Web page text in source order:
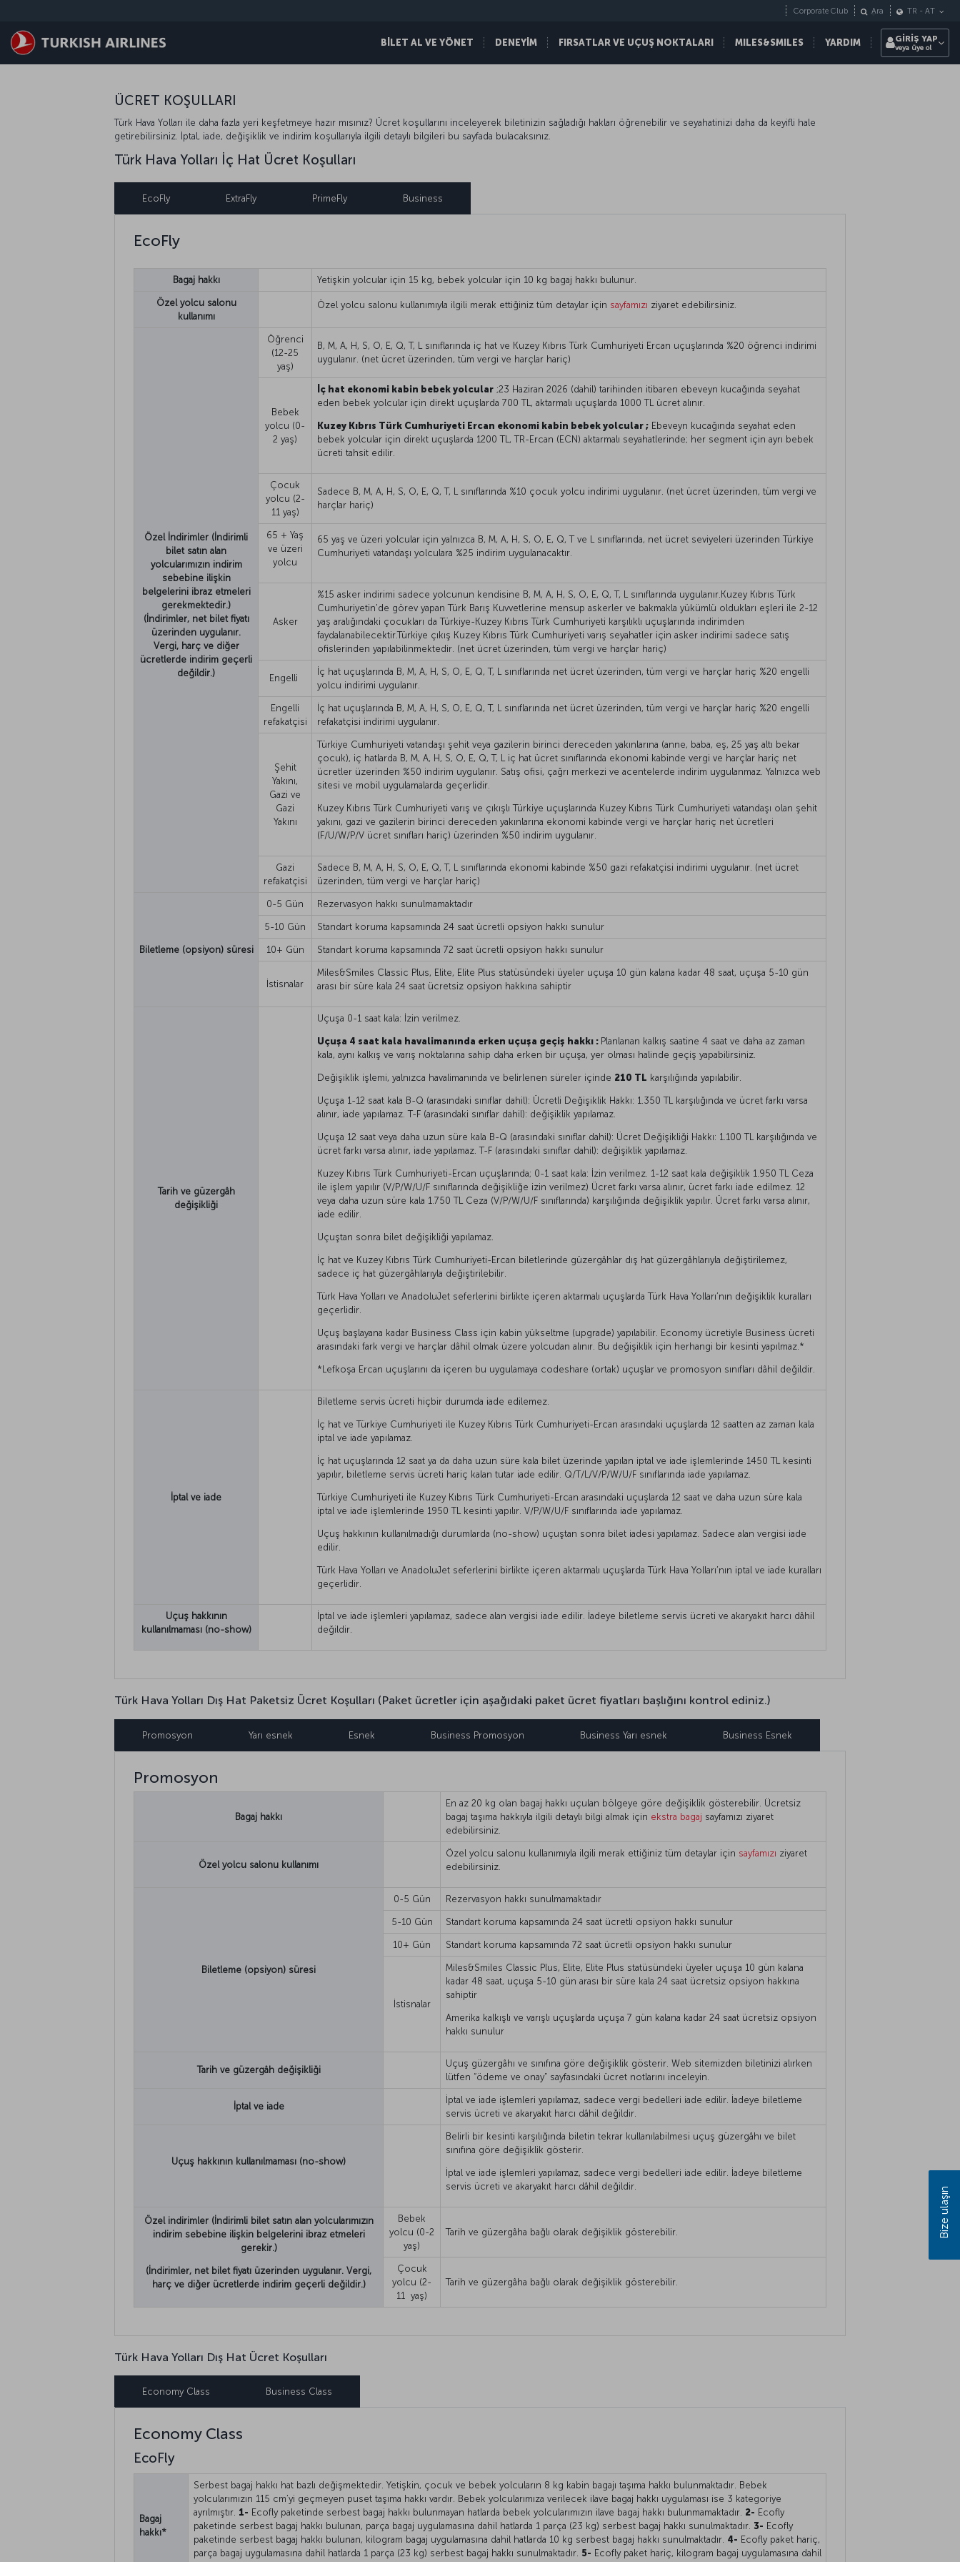
BİLET AL VE YÖNET DENEYİM FIRSATLAR VE UÇUŞ NOKTALARI MILES&SMILES YARDIM
Corporate Club Ara TR - AT
GİRİŞ YAP
veya üye ol
ÜCRET KOŞULLARI
Türk Hava Yolları ile daha fazla yeri keşfetmeye hazır mısınız? Ücret koşullarını inceleyerek biletinizin sağladığı hakları öğrenebilir ve seyahatinizi daha da keyifli hale
getirebilirsiniz. İptal, iade, değişiklik ve indirim koşullarıyla ilgili detaylı bilgileri bu sayfada bulacaksınız.
Türk Hava Yolları İç Hat Ücret Koşulları
EcoFly ExtraFly PrimeFly Business
EcoFly
Bagaj hakkı Yetişkin yolcular için 15 kg, bebek yolcular için 10 kg bagaj hakkı bulunur.
Özel yolcu salonu
kullanımı
Özel yolcu salonu kullanımıyla ilgili merak ettiğiniz tüm detaylar için sayfamızı ziyaret edebilirsiniz.
Özel İndirimler (İndirimli
bilet satın alan
yolcularımızın indirim
sebebine ilişkin
belgelerini ibraz etmeleri
gerekmektedir.)
(İndirimler, net bilet fiyatı
üzerinden uygulanır.
Vergi, harç ve diğer
ücretlerde indirim geçerli
değildir.)
Öğrenci
(12-25
yaş)
B, M, A, H, S, O, E, Q, T, L sınıflarında iç hat ve Kuzey Kıbrıs Türk Cumhuriyeti Ercan uçuşlarında %20 öğrenci indirimi
uygulanır. (net ücret üzerinden, tüm vergi ve harçlar hariç)
Bebek
yolcu (0-
2 yaş)
İç hat ekonomi kabin bebek yolcular;23 Haziran 2026 (dahil) tarihinden itibaren ebeveyn kucağında seyahat
eden bebek yolcular için direkt uçuşlarda 700 TL, aktarmalı uçuşlarda 1000 TL ücret alınır.
Kuzey Kıbrıs Türk Cumhuriyeti Ercan ekonomi kabin bebek yolcular ;Ebeveyn kucağında seyahat eden
bebek yolcular için direkt uçuşlarda 1200 TL, TR-Ercan (ECN) aktarmalı seyahatlerinde; her segment için ayrı bebek
ücreti tahsit edilir.
Çocuk
yolcu (2-
11 yaş)
Sadece B, M, A, H, S, O, E, Q, T, L sınıflarında %10 çocuk yolcu indirimi uygulanır. (net ücret üzerinden, tüm vergi ve
harçlar hariç)
65 + Yaş
ve üzeri
yolcu
65 yaş ve üzeri yolcular için yalnızca B, M, A, H, S, O, E, Q, T ve L sınıflarında, net ücret seviyeleri üzerinden Türkiye
Cumhuriyeti vatandaşı yolculara %25 indirim uygulanacaktır.
Asker
%15 asker indirimi sadece yolcunun kendisine B, M, A, H, S, O, E, Q, T, L sınıflarında uygulanır.Kuzey Kıbrıs Türk
Cumhuriyetin'de görev yapan Türk Barış Kuvvetlerine mensup askerler ve bakmakla yükümlü oldukları eşleri ile 2-12
yaş aralığındaki çocukları da Türkiye-Kuzey Kıbrıs Türk Cumhuriyeti karşılıklı uçuşlarında indirimden
faydalanabilecektir.Türkiye çıkış Kuzey Kıbrıs Türk Cumhuriyeti varış seyahatler için asker indirimi sadece satış
ofislerinden yapılabilinmektedir. (net ücret üzerinden, tüm vergi ve harçlar hariç)
Engelli
İç hat uçuşlarında B, M, A, H, S, O, E, Q, T, L sınıflarında net ücret üzerinden, tüm vergi ve harçlar hariç %20 engelli
yolcu indirimi uygulanır.
Engelli
refakatçisi
İç hat uçuşlarında B, M, A, H, S, O, E, Q, T, L sınıflarında net ücret üzerinden, tüm vergi ve harçlar hariç %20 engelli
refakatçisi indirimi uygulanır.
Şehit
Yakını,
Gazi ve
Gazi
Yakını
Türkiye Cumhuriyeti vatandaşı şehit veya gazilerin birinci dereceden yakınlarına (anne, baba, eş, 25 yaş altı bekar
çocuk), iç hatlarda B, M, A, H, S, O, E, Q, T, L iç hat ücret sınıflarında ekonomi kabinde vergi ve harçlar hariç net
ücretler üzerinden %50 indirim uygulanır. Satış ofisi, çağrı merkezi ve acentelerde indirim uygulanmaz. Yalnızca web
sitesi ve mobil uygulamalarda geçerlidir.
Kuzey Kıbrıs Türk Cumhuriyeti varış ve çıkışlı Türkiye uçuşlarında Kuzey Kıbrıs Türk Cumhuriyeti vatandaşı olan şehit
yakını, gazi ve gazilerin birinci dereceden yakınlarına ekonomi kabinde vergi ve harçlar hariç net ücretleri
(F/U/W/P/V ücret sınıfları hariç) üzerinden %50 indirim uygulanır.
Gazi
refakatçisi
Sadece B, M, A, H, S, O, E, Q, T, L sınıflarında ekonomi kabinde %50 gazi refakatçisi indirimi uygulanır. (net ücret
üzerinden, tüm vergi ve harçlar hariç)
Biletleme (opsiyon) süresi
0-5 Gün Rezervasyon hakkı sunulmamaktadır
5-10 Gün Standart koruma kapsamında 24 saat ücretli opsiyon hakkı sunulur
10+ Gün Standart koruma kapsamında 72 saat ücretli opsiyon hakkı sunulur
İstisnalar
Miles&Smiles Classic Plus, Elite, Elite Plus statüsündeki üyeler uçuşa 10 gün kalana kadar 48 saat, uçuşa 5-10 gün
arası bir süre kala 24 saat ücretsiz opsiyon hakkına sahiptir
Tarih ve güzergâh
değişikliği
Uçuşa 0-1 saat kala: İzin verilmez.
Uçuşa 4 saat kala havalimanında erken uçuşa geçiş hakkı : Planlanan kalkış saatine 4 saat ve daha az zaman
kala, aynı kalkış ve varış noktalarına sahip daha erken bir uçuşa, yer olması halinde geçiş yapabilirsiniz.
Değişiklik işlemi, yalnızca havalimanında ve belirlenen süreler içinde 210 TL karşılığında yapılabilir.
Uçuşa 1-12 saat kala B-Q (arasındaki sınıflar dahil): Ücretli Değişiklik Hakkı: 1.350 TL karşılığında ve ücret farkı varsa
alınır, iade yapılamaz. T-F (arasındaki sınıflar dahil): değişiklik yapılamaz.
Uçuşa 12 saat veya daha uzun süre kala B-Q (arasındaki sınıflar dahil): Ücret Değişikliği Hakkı: 1.100 TL karşılığında ve
ücret farkı varsa alınır, iade yapılamaz. T-F (arasındaki sınıflar dahil): değişiklik yapılamaz.
Kuzey Kıbrıs Türk Cumhuriyeti-Ercan uçuşlarında; 0-1 saat kala: İzin verilmez. 1-12 saat kala değişiklik 1.950 TL Ceza
ile işlem yapılır (V/P/W/U/F sınıflarında değişikliğe izin verilmez) Ücret farkı varsa alınır, ücret farkı iade edilmez. 12
veya daha uzun süre kala 1.750 TL Ceza (V/P/W/U/F sınıflarında) karşılığında değişiklik yapılır. Ücret farkı varsa alınır,
iade edilir.
Uçuştan sonra bilet değişikliği yapılamaz.
İç hat ve Kuzey Kıbrıs Türk Cumhuriyeti-Ercan biletlerinde güzergâhlar dış hat güzergâhlarıyla değiştirilemez,
sadece iç hat güzergâhlarıyla değiştirilebilir.
Türk Hava Yolları ve AnadoluJet seferlerini birlikte içeren aktarmalı uçuşlarda Türk Hava Yolları’nın değişiklik kuralları
geçerlidir.
Uçuş başlayana kadar Business Class için kabin yükseltme (upgrade) yapılabilir. Economy ücretiyle Business ücreti
arasındaki fark vergi ve harçlar dâhil olmak üzere yolcudan alınır. Bu değişiklik için herhangi bir kesinti yapılmaz.*
*Lefkoşa Ercan uçuşlarını da içeren bu uygulamaya codeshare (ortak) uçuşlar ve promosyon sınıfları dâhil değildir.
İptal ve iade
Biletleme servis ücreti hiçbir durumda iade edilemez.
İç hat ve Türkiye Cumhuriyeti ile Kuzey Kıbrıs Türk Cumhuriyeti-Ercan arasındaki uçuşlarda 12 saatten az zaman kala
iptal ve iade yapılamaz.
İç hat uçuşlarında 12 saat ya da daha uzun süre kala bilet üzerinde yapılan iptal ve iade işlemlerinde 1450 TL kesinti
yapılır, biletleme servis ücreti hariç kalan tutar iade edilir. Q/T/L/V/P/W/U/F sınıflarında iade yapılamaz.
Türkiye Cumhuriyeti ile Kuzey Kıbrıs Türk Cumhuriyeti-Ercan arasındaki uçuşlarda 12 saat ve daha uzun süre kala
iptal ve iade işlemlerinde 1950 TL kesinti yapılır. V/P/W/U/F sınıflarında iade yapılamaz.
Uçuş hakkının kullanılmadığı durumlarda (no-show) uçuştan sonra bilet iadesi yapılamaz. Sadece alan vergisi iade
edilir.
Türk Hava Yolları ve AnadoluJet seferlerini birlikte içeren aktarmalı uçuşlarda Türk Hava Yolları’nın iptal ve iade kuralları
geçerlidir.
Uçuş hakkının
kullanılmaması (no-show)
İptal ve iade işlemleri yapılamaz, sadece alan vergisi iade edilir. İadeye biletleme servis ücreti ve akaryakıt harcı dâhil
değildir.
Türk Hava Yolları Dış Hat Paketsiz Ücret Koşulları (Paket ücretler için aşağıdaki paket ücret fiyatları başlığını kontrol ediniz.)
Promosyon Yarı esnek Esnek Business Promosyon Business Yarı esnek Business Esnek
Promosyon
Bagaj hakkı
En az 20 kg olan bagaj hakkı uçulan bölgeye göre değişiklik gösterebilir. Ücretsiz
bagaj taşıma hakkıyla ilgili detaylı bilgi almak için ekstra bagaj sayfamızı ziyaret
edebilirsiniz.
Özel yolcu salonu kullanımı
Özel yolcu salonu kullanımıyla ilgili merak ettiğiniz tüm detaylar için sayfamızı ziyaret
edebilirsiniz.
Biletleme (opsiyon) süresi
0-5 Gün Rezervasyon hakkı sunulmamaktadır
5-10 Gün Standart koruma kapsamında 24 saat ücretli opsiyon hakkı sunulur
10+ Gün Standart koruma kapsamında 72 saat ücretli opsiyon hakkı sunulur
İstisnalar
Miles&Smiles Classic Plus, Elite, Elite Plus statüsündeki üyeler uçuşa 10 gün kalana
kadar 48 saat, uçuşa 5-10 gün arası bir süre kala 24 saat ücretsiz opsiyon hakkına
sahiptir
Amerika kalkışlı ve varışlı uçuşlarda uçuşa 7 gün kalana kadar 24 saat ücretsiz opsiyon
hakkı sunulur
Tarih ve güzergâh değişikliği
Uçuş güzergâhı ve sınıfına göre değişiklik gösterir. Web sitemizden biletinizi alırken
lütfen “ödeme ve onay” sayfasındaki ücret notlarını inceleyin.
İptal ve iade
İptal ve iade işlemleri yapılamaz, sadece vergi bedelleri iade edilir. İadeye biletleme
servis ücreti ve akaryakıt harcı dâhil değildir.
Uçuş hakkının kullanılmaması (no-show)
Belirli bir kesinti karşılığında biletin tekrar kullanılabilmesi uçuş güzergâhı ve bilet
sınıfına göre değişiklik gösterir.
İptal ve iade işlemleri yapılamaz, sadece vergi bedelleri iade edilir. İadeye biletleme
servis ücreti ve akaryakıt harcı dâhil değildir.
Özel indirimler (İndirimli bilet satın alan yolcularımızın
indirim sebebine ilişkin belgelerini ibraz etmeleri
gerekir.)
(İndirimler, net bilet fiyatı üzerinden uygulanır. Vergi,
harç ve diğer ücretlerde indirim geçerli değildir.)
Bebek
yolcu (0-2
yaş)
Tarih ve güzergâha bağlı olarak değişiklik gösterebilir.
Çocuk
yolcu (2-
11 yaş)
Tarih ve güzergâha bağlı olarak değişiklik gösterebilir.
Türk Hava Yolları Dış Hat Ücret Koşulları
Economy Class Business Class
Economy Class
EcoFly
Bagaj
hakkı*
Serbest bagaj hakkı hat bazlı değişmektedir. Yetişkin, çocuk ve bebek yolcuların 8 kg kabin bagajı taşıma hakkı bulunmaktadır. Bebek
yolcularımızın 115 cm’yi geçmeyen puset taşıma hakkı vardır. Bebek yolcularımıza verilecek ilave bagaj hakkı uygulaması ise 3 kategoriye
ayrılmıştır. 1- Ecofly paketinde serbest bagaj hakkı bulunmayan hatlarda bebek yolcularımızın ilave bagaj hakkı bulunmamaktadır. 2- Ecofly
paketinde serbest bagaj hakkı bulunan, parça bagaj uygulamasına dahil hatlarda 1 parça (23 kg) serbest bagaj hakkı sunulmaktadır. 3- Ecofly
paketinde serbest bagaj hakkı bulunan, kilogram bagaj uygulamasına dahil hatlarda 10 kg serbest bagaj hakkı sunulmaktadır. 4- Ecofly paket hariç,
parça bagaj uygulamasına dahil hatlarda 1 parça (23 kg) serbest bagaj hakkı sunulmaktadır. 5- Ecofly paket hariç, kilogram bagaj uygulamasına dahil
Bize ulaşın